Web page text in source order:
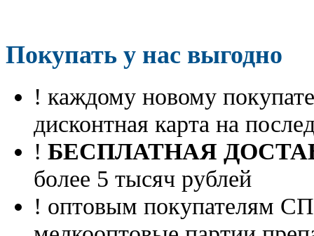
Покупать у нас выгодно
! каждому новому
дисконтная карта на
! БЕСПЛАТНАЯ
более 5 тысяч рублей
! оптовым покупателям